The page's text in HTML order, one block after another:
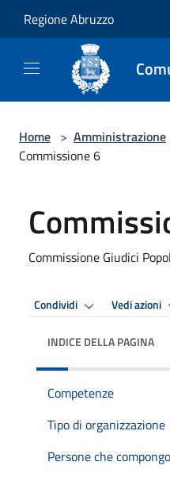
Regione Abruzzo
Home > Amministrazione
Commissione 6
Commissione Giudici
Condividi Vedi azioni
INDICE DELLA PAGINA
Competenze
Tipo di organizzazione
Persone che